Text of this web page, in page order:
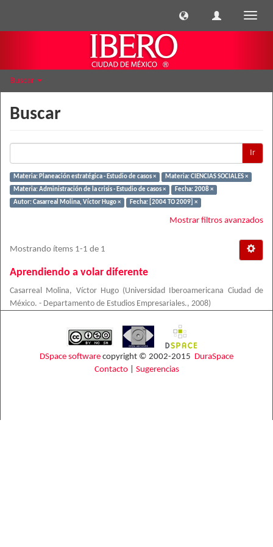
Buscar
Buscar
Ir
Materia: Planeación estratégica - Estudio de casos ×
Materia: CIENCIAS SOCIALES ×
Materia: Administración de la crisis - Estudio de casos ×
Fecha: 2008 ×
Autor: Casarreal Molina, Víctor Hugo ×
Fecha: [2004 TO 2009] ×
Mostrar filtros avanzados
Mostrando ítems 1-1 de 1
Aprendiendo a volar diferente
Casarreal Molina, Víctor Hugo (Universidad Iberoamericana Ciudad de
México. - Departamento de Estudios Empresariales., 2008)
DSpace software copyright © 2002-2015 DuraSpace
Contacto| Sugerencias